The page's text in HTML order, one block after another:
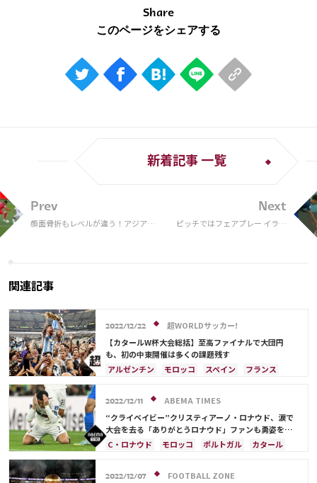
Share
Prev
顔面骨折もレベルが違う！アジア最
新着記事 一覧
Next
ピッチではフェアプレー イラン
関連記事
2022/12/22
超WORLDサッカー!
【カタールW杯大会総括】至高ファイナルで大団円
も、初の中東開催は多くの課題残す
アルゼンチン
モロッコ スペイン
フランス
ポルトガル
コスタリカ
リオネル・メッシ
サウジアラビア
オランダ ブラジル
セネガル
韓国
オーストラリア イラン
デンマーク
ベルギー
ポーランド プレーオフ
エクアドル
アメリカ
日本代表 三笘 薫
田中 碧
2022/12/11
ABEMA TIMES
“クライベイビー”クリスティアーノ・ロナウド、涙で
大会を去る「ありがとうロナウド」ファンも勇姿を見
届ける
C・ロナウド モロッコ ポルトガル
カタール
2022/12/07
FOOTBALL ZONE